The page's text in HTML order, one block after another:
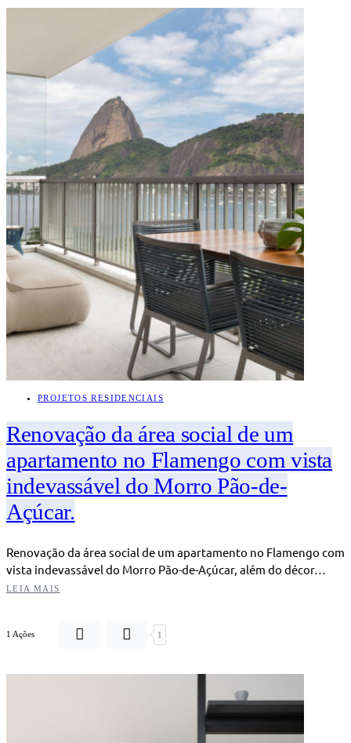
PROJETOS RESIDENCIAIS
Renovação da área social de um
apartamento no Flamengo com vista
indevassável do Morro Pão-de-
Açúcar.
Renovação da área social de um apartamento no Flamengo com
vista indevassável do Morro Pão-de-Açúcar, além do décor…
LEIA MAIS
1 Ações 1